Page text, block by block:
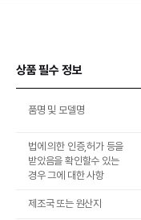
상품 필수 정보
품명 및 모델명
법에 의한 인증,허가 등을
받았음을 확인할수 있는
경우 그에 대한 사항
제조국 또는 원산지